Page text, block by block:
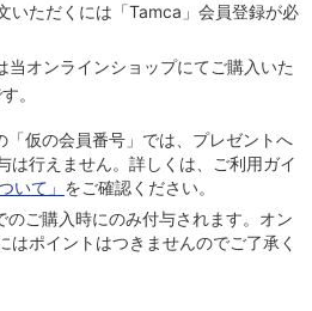
いただくには「Tamca」会員登録が必
当オンラインショップにてご購⼊いた
。
仮の会員番号」では、プレゼントへ
は⾏えません。詳しくは、ご利⽤ガイ
いて」 をご確認ください。
ご購⼊時にのみ付与されます。オン
はポイントはつきませんのでご了承く